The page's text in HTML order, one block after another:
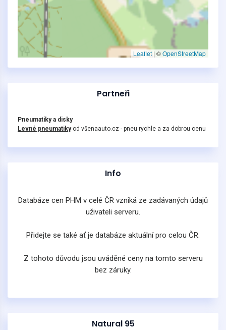
Leaflet | ©OpenStreetMap
Partneři
Pneumatiky a disky
Levné pneumatikyod všenaauto.cz - pneu rychle a za dobrou cenu
Info
Databáze cen PHM v celé ČR vzniká ze zadávaných údajů
uživateli serveru.
Přidejte se také ať je databáze aktuální pro celou ČR.
Z tohoto důvodu jsou uváděné ceny na tomto serveru
bez záruky.
Natural 95